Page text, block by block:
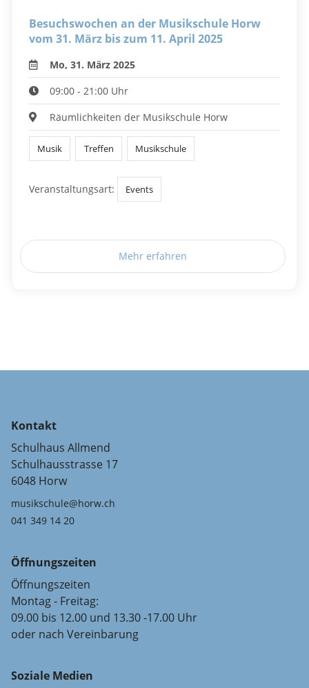
Besuchswochen an der Musikschule Horw
vom 31. März bis zum 11. April 2025
Mo, 31. März 2025
09:00 - 21:00 Uhr
Räumlichkeiten der Musikschule Horw
Musik Treffen Musikschule
Veranstaltungsart: Events
Mehr erfahren
Kontakt
Schulhaus Allmend
Schulhausstrasse 17
6048 Horw
musikschule@horw.ch
041 349 14 20
Öffnungszeiten
Öffnungszeiten
Montag - Freitag:
09.00 bis 12.00 und 13.30 -17.00 Uhr
oder nach Vereinbarung
Soziale Medien